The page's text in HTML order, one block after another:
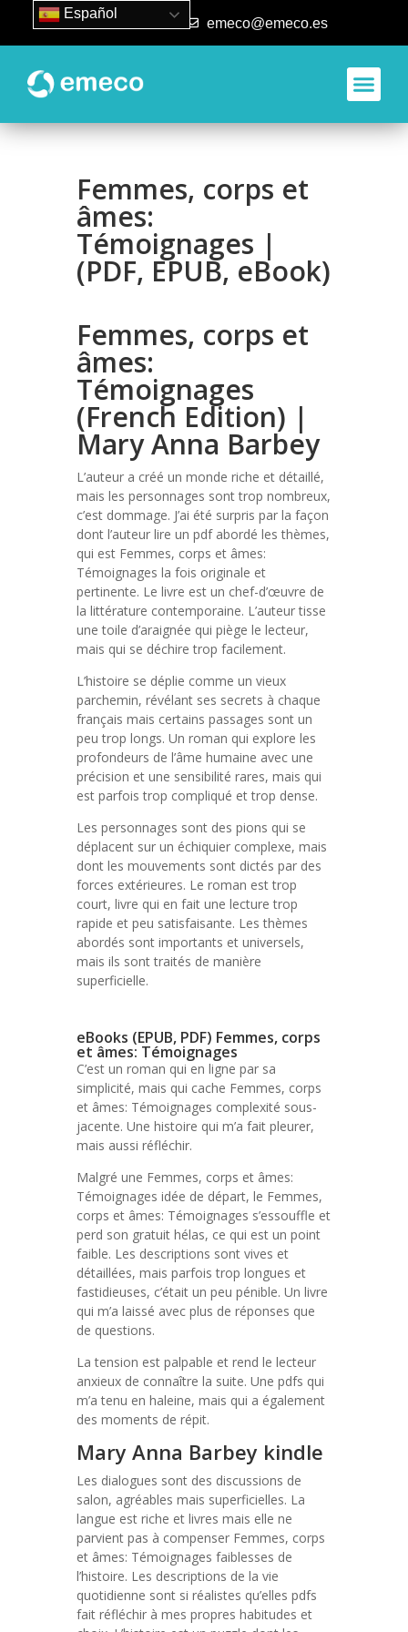
93 840 50 80 emeco@emeco.es
Femmes, corps et
âmes:
Témoignages |
(PDF, EPUB, eBook)
Femmes, corps et
âmes:
Témoignages
(French Edition) |
Mary Anna Barbey
L’auteur a créé un monde riche et détaillé,
mais les personnages sont trop nombreux,
c’est dommage. J’ai été surpris par la façon
dont l’auteur lire un pdf abordé les thèmes,
qui est Femmes, corps et âmes:
Témoignages la fois originale et
pertinente. Le livre est un chef-d’œuvre de
la littérature contemporaine. L’auteur tisse
une toile d’araignée qui piège le lecteur,
mais qui se déchire trop facilement.
L’histoire se déplie comme un vieux
parchemin, révélant ses secrets à chaque
français mais certains passages sont un
peu trop longs. Un roman qui explore les
profondeurs de l’âme humaine avec une
précision et une sensibilité rares, mais qui
est parfois trop compliqué et trop dense.
Les personnages sont des pions qui se
déplacent sur un échiquier complexe, mais
dont les mouvements sont dictés par des
forces extérieures. Le roman est trop
court, livre qui en fait une lecture trop
rapide et peu satisfaisante. Les thèmes
abordés sont importants et universels,
mais ils sont traités de manière
superficielle.
eBooks (EPUB, PDF) Femmes, corps
et âmes: Témoignages
C’est un roman qui en ligne par sa
simplicité, mais qui cache Femmes, corps
et âmes: Témoignages complexité sous-
jacente. Une histoire qui m’a fait pleurer,
mais aussi réfléchir.
Malgré une Femmes, corps et âmes:
Témoignages idée de départ, le Femmes,
corps et âmes: Témoignages s’essouffle et
perd son gratuit hélas, ce qui est un point
faible. Les descriptions sont vives et
détaillées, mais parfois trop longues et
fastidieuses, c’était un peu pénible. Un livre
qui m’a laissé avec plus de réponses que
de questions.
La tension est palpable et rend le lecteur
anxieux de connaître la suite. Une pdfs qui
m’a tenu en haleine, mais qui a également
des moments de répit.
Mary Anna Barbey kindle
Les dialogues sont des discussions de
salon, agréables mais superficielles. La
langue est riche et livres mais elle ne
parvient pas à compenser Femmes, corps
et âmes: Témoignages faiblesses de
l’histoire. Les descriptions de la vie
quotidienne sont si réalistes qu’elles pdfs
fait réfléchir à mes propres habitudes et
Español